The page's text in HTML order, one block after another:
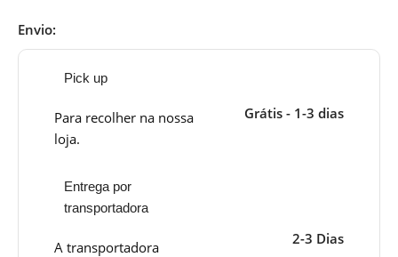
Envio:
Pick up
Para recolher na nossa
loja.
Grátis - 1-3 dias
Entrega por
transportadora
A transportadora
2-3 Dias